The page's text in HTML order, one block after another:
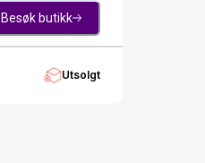
Besøk butikk
Utsolgt